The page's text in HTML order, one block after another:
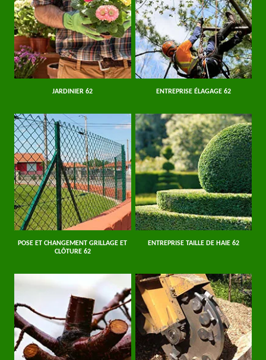
JARDINIER 62 ENTREPRISE ÉLAGAGE 62
POSE ET CHANGEMENT GRILLAGE ET
CLÔTURE 62
ENTREPRISE TAILLE DE HAIE 62